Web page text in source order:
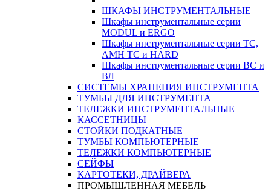
ШКАФЫ ИНСТРУМЕНТАЛЬНЫЕ
Шкафы инструментальные серии
MODUL и ERGO
Шкафы инструментальные серии ТС,
АМН ТС и HARD
Шкафы инструментальные серии ВС и
ВЛ
СИСТЕМЫ ХРАНЕНИЯ ИНСТРУМЕНТА
ТУМБЫ ДЛЯ ИНСТРУМЕНТА
ТЕЛЕЖКИ ИНСТРУМЕНТАЛЬНЫЕ
КАССЕТНИЦЫ
СТОЙКИ ПОДКАТНЫЕ
ТУМБЫ КОМПЬЮТЕРНЫЕ
ТЕЛЕЖКИ КОМПЬЮТЕРНЫЕ
СЕЙФЫ
КАРТОТЕКИ, ДРАЙВЕРА
ПРОМЫШЛЕННАЯ МЕБЕЛЬ